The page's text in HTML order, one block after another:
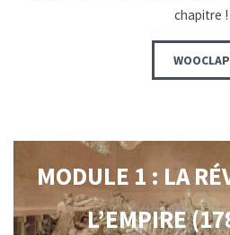
chapitre !
WOOCLAP
MODULE 1 : LA
L’EMPIRE